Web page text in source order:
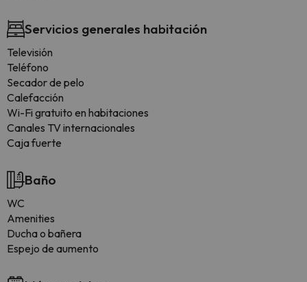
Servicios generales habitación
Televisión
Teléfono
Secador de pelo
Calefacción
Wi-Fi gratuito en habitaciones
Canales TV internacionales
Caja fuerte
Baño
WC
Amenities
Ducha o bañera
Espejo de aumento